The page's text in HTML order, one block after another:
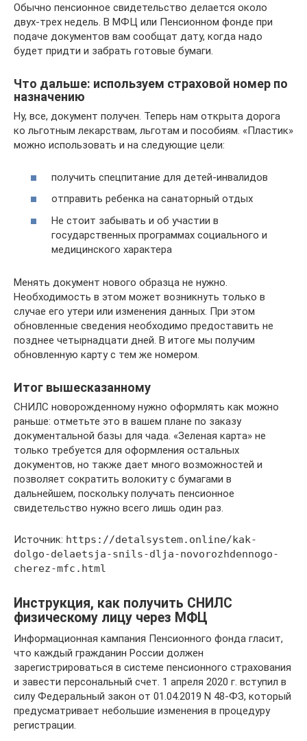
Обычно пенсионное свидетельство делается около
двух-трех недель. В МФЦ или Пенсионном фонде при
подаче документов вам сообщат дату, когда надо
будет придти и забрать готовые бумаги.
Что дальше: используем страховой номер по
назначению
Ну, все, документ получен. Теперь нам открыта дорога
ко льготным лекарствам, льготам и пособиям. «Пластик»
можно использовать и на следующие цели:
получить спецпитание для детей-инвалидов
отправить ребенка на санаторный отдых
Не стоит забывать и об участии в
государственных программах социального и
медицинского характера
Менять документ нового образца не нужно.
Необходимость в этом может возникнуть только в
случае его утери или изменения данных. При этом
обновленные сведения необходимо предоставить не
позднее четырнадцати дней. В итоге мы получим
обновленную карту с тем же номером.
Итог вышесказанному
СНИЛС новорожденному нужно оформлять как можно
раньше: отметьте это в вашем плане по заказу
документальной базы для чада. «Зеленая карта» не
только требуется для оформления остальных
документов, но также дает много возможностей и
позволяет сократить волокиту с бумагами в
дальнейшем, поскольку получать пенсионное
свидетельство нужно всего лишь один раз.
Источник: https://detalsystem.online/kak-
dolgo-delaetsja-snils-dlja-novorozhdennogo-
cherez-mfc.html
Инструкция, как получить СНИЛС
физическому лицу через МФЦ
Информационная кампания Пенсионного фонда гласит,
что каждый гражданин России должен
зарегистрироваться в системе пенсионного страхования
и завести персональный счет. 1 апреля 2020 г. вступил в
силу Федеральный закон от 01.04.2019 N 48-ФЗ, который
предусматривает небольшие изменения в процедуру
регистрации.